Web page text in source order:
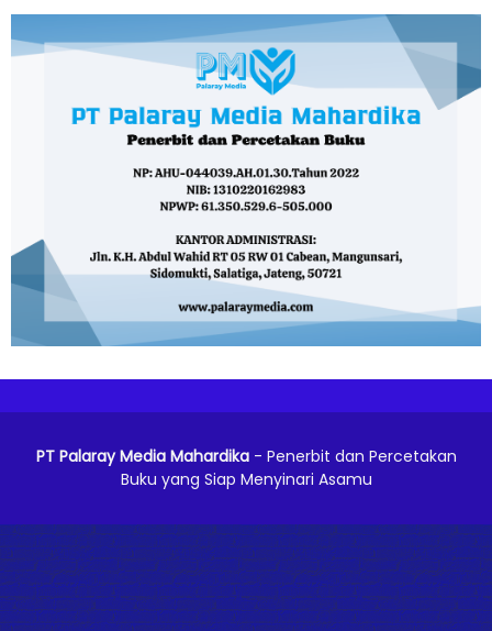
PT Palaray Media Mahardika- Penerbit dan Percetakan
Buku yang Siap Menyinari Asamu